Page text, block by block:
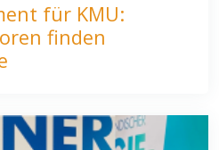
für KMU:
finden